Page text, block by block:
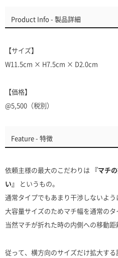
Product Info - 製品詳細
【サイズ】
W11.5cm × H7.5cm × D2.0cm
【価格】
@5,500（税別）
Feature - 特徴
依頼主様の最大のこだわりは 『マチ
い』
というもの。
通常タイプでもあまり干渉しないよう
大容量サイズのためマチ幅を通常のタ
当然マチが折れた時の内側への移動距
従って、横方向のサイズだけ拡大す